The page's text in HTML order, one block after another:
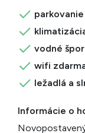
parkovanie
vodné
wifi
ležadlá a
Informácie o